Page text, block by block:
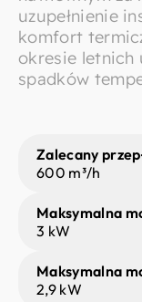
uzupełnienie
komfort
okresie letnich
spadków
Zalecany
600 m³/h
Maksymalna
3 kW
Maksymalna
2,9 kW